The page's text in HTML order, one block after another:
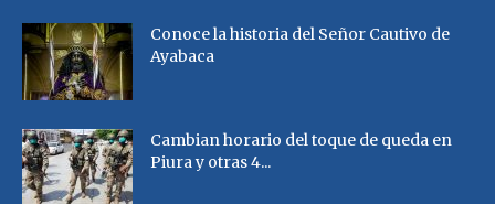
Conoce la historia del Señor Cautivo de
Ayabaca
Cambian horario del toque de queda en
Piura y otras 4...